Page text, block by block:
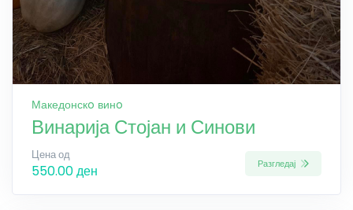
Македонскo винo
Винарија Стојан и Синови
Цена од
550.00 ден Разгледај